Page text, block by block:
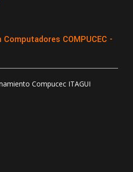
COMPUCEC -
Compucec ITAGUI